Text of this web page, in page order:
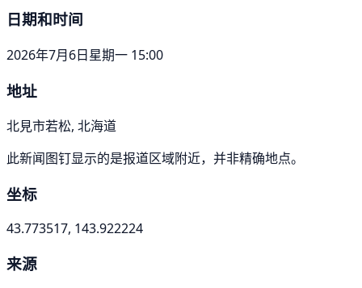
日期和时间
2026年7月6日星期一 15:00
地址
北見市若松, 北海道
此新闻图钉显示的是报道区域附近，并非精确地点。
坐标
43.773517, 143.922224
来源